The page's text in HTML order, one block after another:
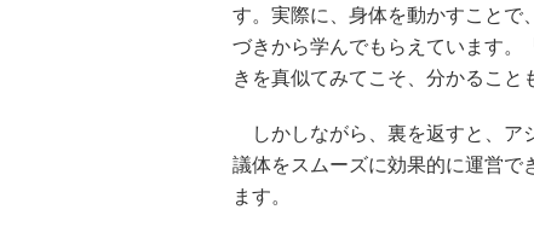
す。実際に、身体を動かすことで
づきから学んでもらえています。
きを真似てみてこそ、分かること
しかしながら、裏を返すと、ア
議体をスムーズに効果的に運営で
ます。